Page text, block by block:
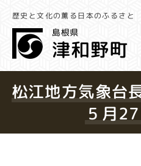
歴史と文化の薫る日本のふるさと
松江地方気象台
５月